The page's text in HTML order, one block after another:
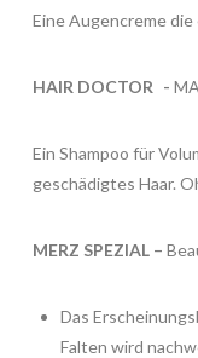
Eine Augencreme
HAIR DOCTOR -
Ein Shampoo für
geschädigtes Haar.
MERZ SPEZIAL –
Das
Falten wird